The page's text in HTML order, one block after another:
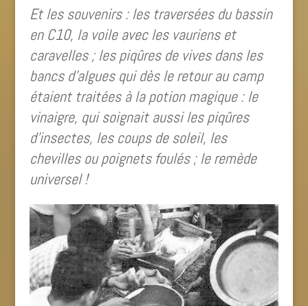
Et les souvenirs : les traversées du bassin
en C10, la voile avec les vauriens et
caravelles ; les piqûres de vives dans les
bancs d’algues qui dès le retour au camp
étaient traitées à la potion magique : le
vinaigre, qui soignait aussi les piqûres
d’insectes, les coups de soleil, les
chevilles ou poignets foulés ; le remède
universel !